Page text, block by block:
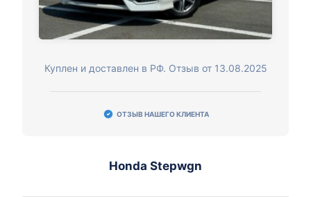
Куплен и доставлен в РФ. Отзыв от 13.08.2025
ОТЗЫВ НАШЕГО КЛИЕНТА
Honda Stepwgn